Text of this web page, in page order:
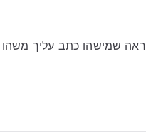
שמישהו כתב עליך משהו